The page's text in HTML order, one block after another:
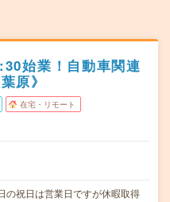
始業！自動車関連
原》
在宅・リモート
祝日は営業日ですが休暇取得